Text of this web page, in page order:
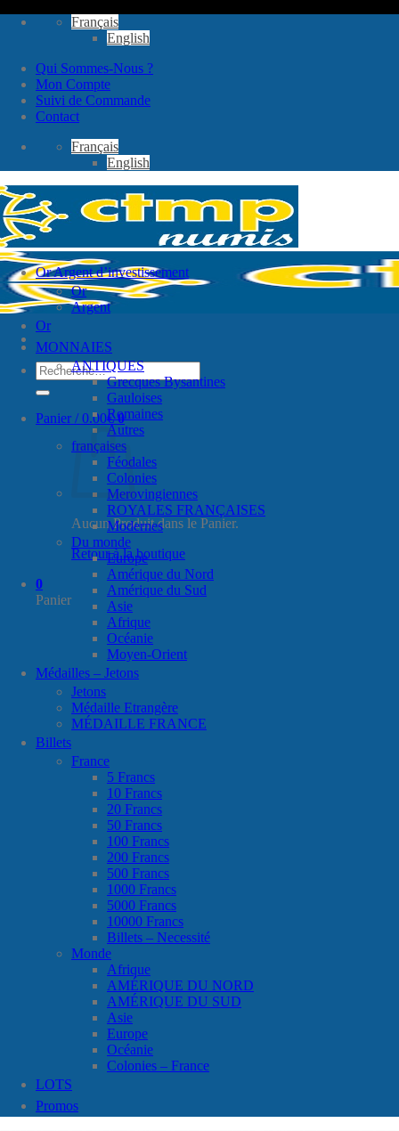
Passer
Français
English
Qui Sommes-Nous ?
Mon Compte
Suivi de Commande
Contact
Français
English
Recherche
pour :
Panier /0.00€ 0
Aucun Produit dans le Panier.
Retour à la boutique
0
Panier
Or Argent d’investissement
Or
Argent
Or
MONNAIES
ANTIQUES
Grecques Bysantines
Gauloises
Romaines
Autres
françaises
Féodales
Colonies
Merovingiennes
ROYALES FRANÇAISES
Modernes
Du monde
Europe
Amérique du Nord
Amérique du Sud
Asie
Afrique
Océanie
Moyen-Orient
Médailles – Jetons
Jetons
Médaille Etrangère
MÉDAILLE FRANCE
Billets
France
5 Francs
10 Francs
20 Francs
50 Francs
100 Francs
200 Francs
500 Francs
1000 Francs
5000 Francs
10000 Francs
Billets – Necessité
Monde
Afrique
AMÉRIQUE DU NORD
AMÉRIQUE DU SUD
Asie
Europe
Océanie
Colonies – France
LOTS
Promos